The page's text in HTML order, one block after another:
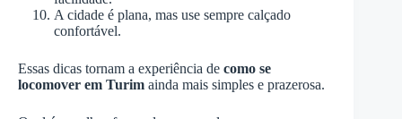
A cidade é plana, mas use sempre calçado
confortável.
Essas dicas tornam a experiência de como se
locomover em Turim ainda mais simples e prazerosa.